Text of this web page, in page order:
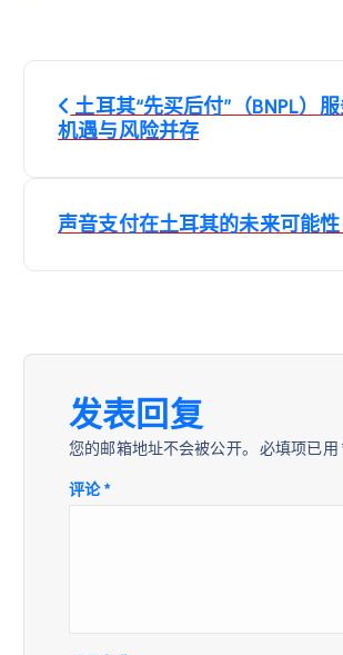
文
章
航
土耳其“先买后付”（BNPL）服
机遇与风险并存
声音支付在土耳其的未来可能性
发表回复
您的邮箱地址不会被公开。 必填项已用
评论*